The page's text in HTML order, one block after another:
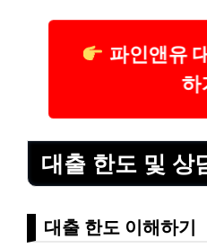
파인앤유
하
대출 한도 및 상
대출 한도 이해하기